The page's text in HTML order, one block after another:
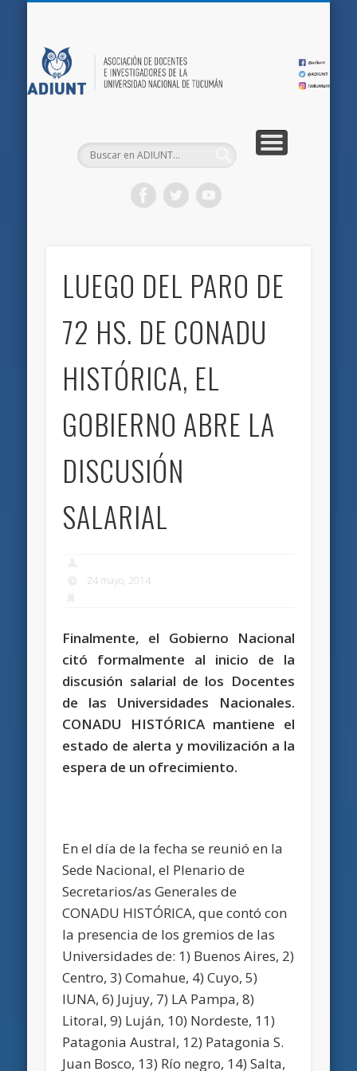
LUEGO DEL PARO DE
72 HS. DE CONADU
HISTÓRICA, EL
GOBIERNO ABRE LA
DISCUSIÓN
SALARIAL
24 mayo, 2014
Finalmente, el Gobierno Nacional
citó formalmente al inicio de la
discusión salarial de los Docentes
de las Universidades Nacionales.
CONADU HISTÓRICA mantiene el
estado de alerta y movilización a la
espera de un ofrecimiento.
En el día de la fecha se reunió en la
Sede Nacional, el Plenario de
Secretarios/as Generales de
CONADU HISTÓRICA, que contó con
la presencia de los gremios de las
Universidades de: 1) Buenos Aires, 2)
Centro, 3) Comahue, 4) Cuyo, 5)
IUNA, 6) Jujuy, 7) LA Pampa, 8)
Litoral, 9) Luján, 10) Nordeste, 11)
Patagonia Austral, 12) Patagonia S.
Juan Bosco, 13) Río negro, 14) Salta,